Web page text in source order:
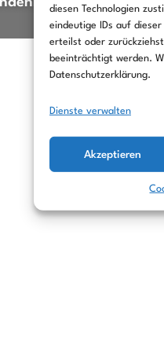
diesen Technologien
eindeutige IDs auf
erteilst oder
beeinträchtigt werden.
Datenschutzerklärung.
Dienste verwalten
Akzeptieren